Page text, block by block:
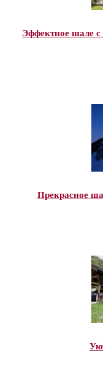
Эффектное шале
Прекрасное